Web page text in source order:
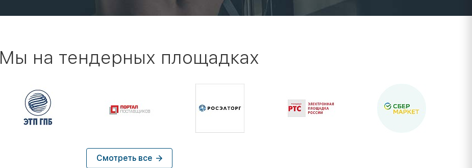
Мы на тендерных площадках
Смотреть все